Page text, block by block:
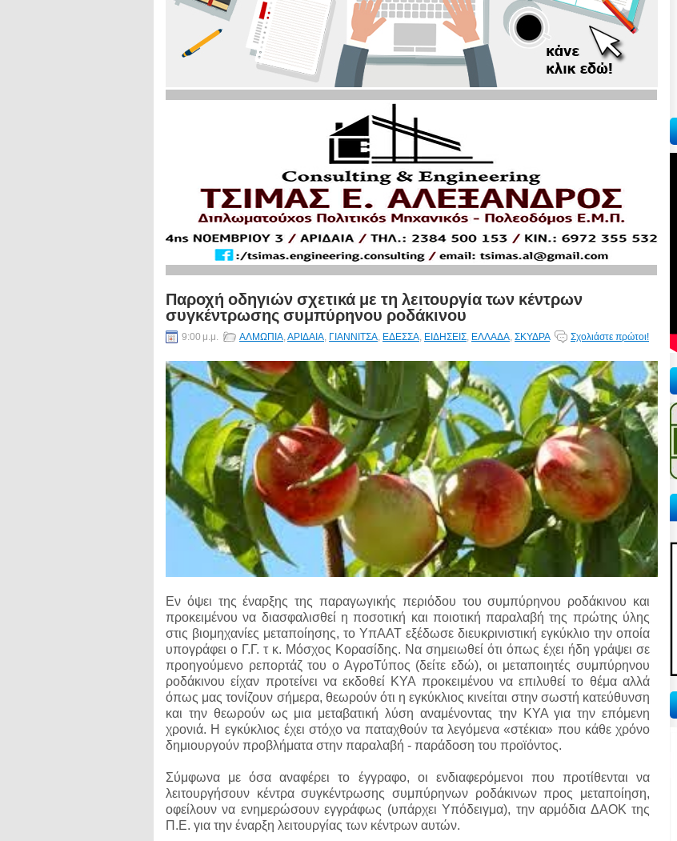
Παροχή οδηγιών σχετικά με τη λειτουργία των κέντρων
συγκέντρωσης συμπύρηνου ροδάκινου
9:00 μ.μ. ΑΛΜΩΠΙΑ,ΑΡΙΔΑΙΑ, ΓΙΑΝΝΙΤΣΑ, ΕΔΕΣΣΑ, ΕΙΔΗΣΕΙΣ, ΕΛΛΑΔΑ, ΣΚΥΔΡΑ Σχολιάστε πρώτοι!
Εν όψει της έναρξης της παραγωγικής περιόδου του συμπύρηνου ροδάκινου και
προκειμένου να διασφαλισθεί η ποσοτική και ποιοτική παραλαβή της πρώτης ύλης
στις βιομηχανίες μεταποίησης, το ΥπΑΑΤ εξέδωσε διευκρινιστική εγκύκλιο την οποία
υπογράφει ο Γ.Γ. τ κ. Μόσχος Κορασίδης. Να σημειωθεί ότι όπως έχει ήδη γράψει σε
προηγούμενο ρεπορτάζ του ο ΑγροΤύπος (δείτε εδώ), οι μεταποιητές συμπύρηνου
ροδάκινου είχαν προτείνει να εκδοθεί ΚΥΑ προκειμένου να επιλυθεί το θέμα αλλά
όπως μας τονίζουν σήμερα, θεωρούν ότι η εγκύκλιος κινείται στην σωστή κατεύθυνση
και την θεωρούν ως μια μεταβατική λύση αναμένοντας την ΚΥΑ για την επόμενη
χρονιά. Η εγκύκλιος έχει στόχο να παταχθούν τα λεγόμενα «στέκια» που κάθε χρόνο
δημιουργούν προβλήματα στην παραλαβή - παράδοση του προϊόντος.
Σύμφωνα με όσα αναφέρει το έγγραφο, οι ενδιαφερόμενοι που προτίθενται να
λειτουργήσουν κέντρα συγκέντρωσης συμπύρηνων ροδάκινων προς μεταποίηση,
οφείλουν να ενημερώσουν εγγράφως (υπάρχει Υπόδειγμα), την αρμόδια ΔΑΟΚ της
Π.Ε. για την έναρξη λειτουργίας των κέντρων αυτών.